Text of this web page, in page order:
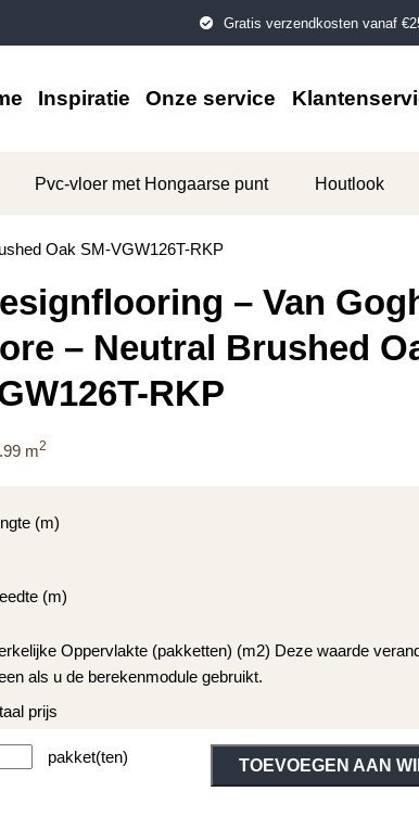
Gratis verzendkosten vanaf
Inspiratie Onze service
Pvc-vloer met Hongaarse punt Houtlook
Oak SM-VGW126T-RKP
– Van
– Neutral Brushed
RKP
m2
(m)
(m)
Oppervlakte (pakketten) (m2) Deze waarde
als u de berekenmodule gebruikt.
prijs
TOEVOEGEN AAN